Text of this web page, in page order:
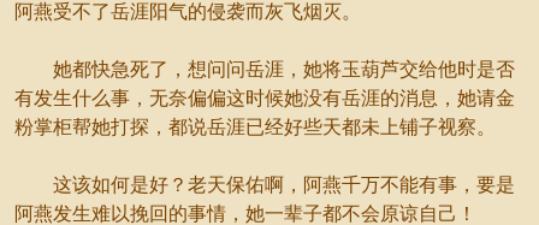
阿燕受不了岳涯阳气的侵袭而灰飞烟灭。
她都快急死了，想问问岳涯，她将玉葫芦交给他时是否
有发生什么事，无奈偏偏这时候她没有岳涯的消息，她请金
粉掌柜帮她打探，都说岳涯已经好些天都未上铺子视察。
这该如何是好？老天保佑啊，阿燕千万不能有事，要是
阿燕发生难以挽回的事情，她一辈子都不会原谅自己！